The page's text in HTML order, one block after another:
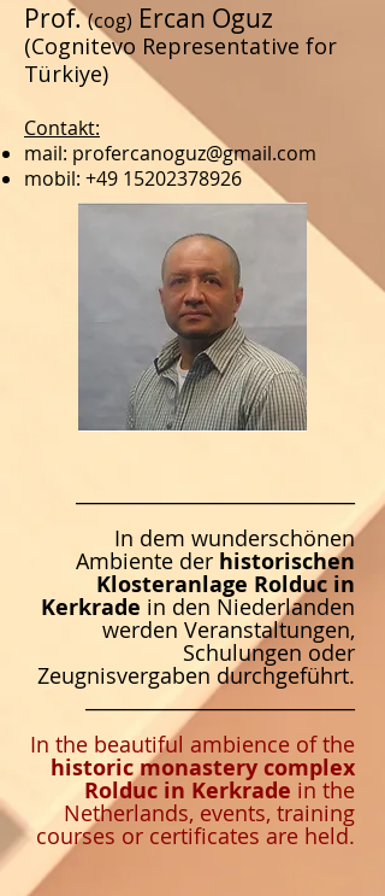
Prof.(cog) Ercan Oguz
(Cognitevo Representative for
Türkiye)
Contakt:
mail: profercanoguz@gmail.com
mobil: +49 15202378926
In dem wunderschönen
Ambiente der historischen
Klosteranlage Rolduc in
Kerkrade in den Niederlanden
werden Veranstaltungen,
Schulungen oder
Zeugnisvergaben durchgeführt.
____________________________
In the beautiful ambience of the
historic monastery complex
Rolduc in Kerkrade in the
Netherlands, events, training
courses or certificates are held.